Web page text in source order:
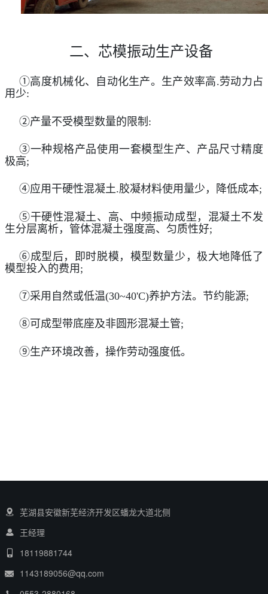
二、芯模振动生产设备
①高度机械化、自动化生产。生产效率高.劳动力占
用少:
②产量不受模型数量的限制:
③一种规格产品使用一套模型生产、产品尺寸精度
极高;
④应用干硬性混凝土.胶凝材料使用量少，降低成本;
⑤干硬性混凝土、高、中频振动成型，混凝土不发
生分层离析，管体混凝土强度高、匀质性好;
⑥成型后，即时脱模，模型数量少，极大地降低了
模型投入的费用;
⑦采用自然或低温(30~40'C)养护方法。节约能源;
⑧可成型带底座及非圆形混凝土管;
⑨生产环境改善，操作劳动强度低。
芜湖县安徽新芜经济开发区蟠龙大道北侧
王经理
18119881744
1143189056@qq.com